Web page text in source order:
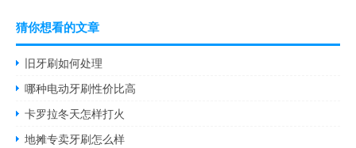
猜你想看的文章
旧牙刷如何处理
哪种电动牙刷性价比高
卡罗拉冬天怎样打火
地摊专卖牙刷怎么样